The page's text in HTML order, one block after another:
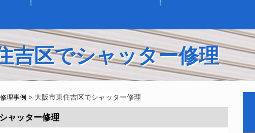
吉区でシャッター修理
理事例 > 大阪市東住吉区でシャッター修理
ャッター修理